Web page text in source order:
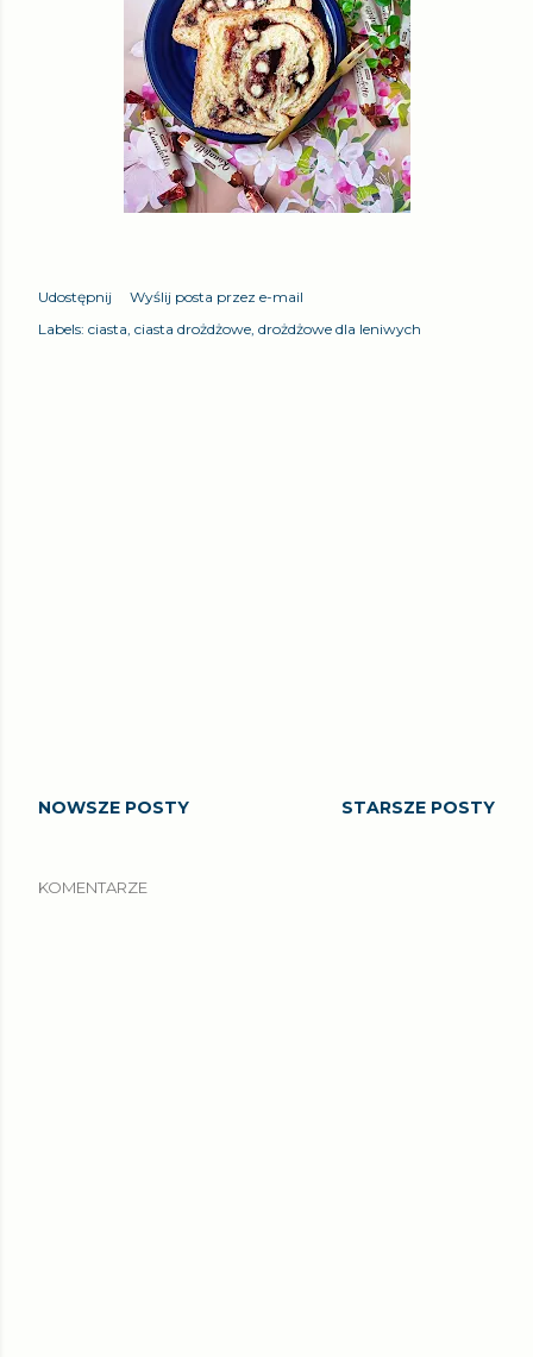
Udostępnij
Wyślij posta przez e-mail
Labels: ciasta ciasta drożdżowe drożdżowe dla leniwych
NOWSZE POSTY STARSZE POSTY
KOMENTARZE